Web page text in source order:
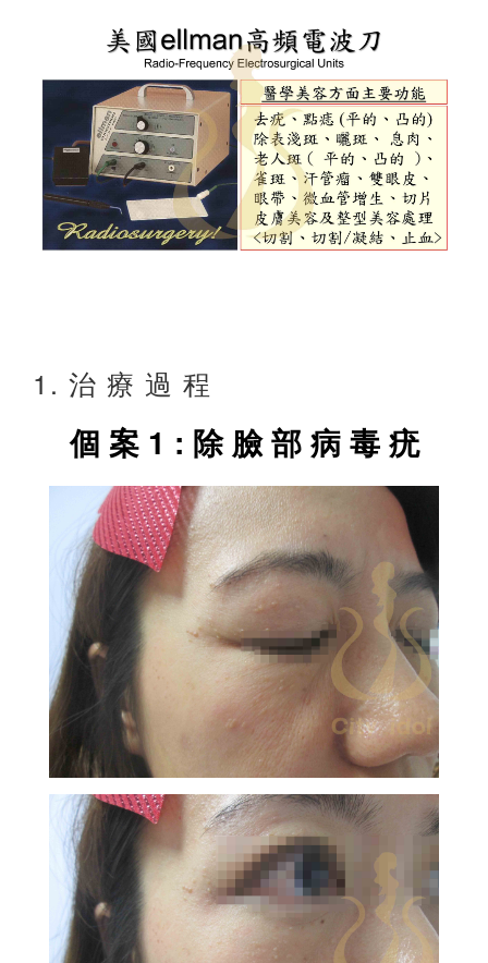
1. 治 療 過 程
個 案 1 : 除 臉 部 病 毒 疣